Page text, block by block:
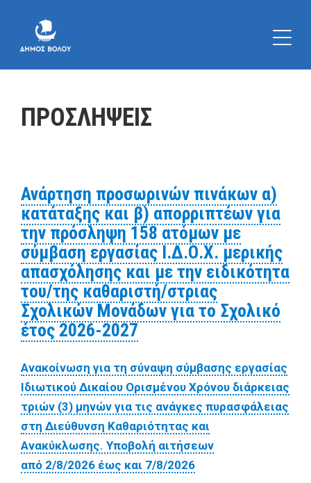
ΠΡΟΣΛΗΨΕΙΣ
Ανάρτηση προσωρινών πινάκων α)
κατάταξης και β) απορριπτέων για
την πρόσληψη 158 ατόμων με
σύμβαση εργασίας Ι.Δ.Ο.Χ. μερικής
απασχόλησης και με την ειδικότητα
του/της καθαριστή/στριας
Σχολικών Μονάδων για το Σχολικό
έτος 2026-2027
Ανακοίνωση για τη σύναψη σύμβασης εργασίας
Ιδιωτικού Δικαίου Ορισμένου Χρόνου διάρκειας
τριών (3) μηνών για τις ανάγκες πυρασφάλειας
στη Διεύθυνση Καθαριότητας και
Ανακύκλωσης. Υποβολή αιτήσεων
από 2/8/2026 έως και 7/8/2026